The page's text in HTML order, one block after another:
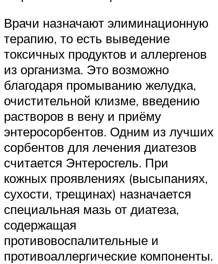
Врачи назначают элиминационную
терапию, то есть выведение
токсичных продуктов и аллергенов
из организма. Это возможно
благодаря промыванию желудка,
очистительной клизме, введению
растворов в вену и приёму
энтеросорбентов. Одним из лучших
сорбентов для лечения диатезов
считается Энтеросгель. При
кожных проявлениях (высыпаниях,
сухости, трещинах) назначается
специальная мазь от диатеза,
содержащая
противовоспалительные и
противоаллергические компоненты.